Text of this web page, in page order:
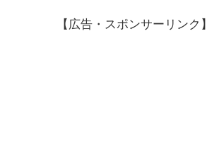
【広告・スポンサーリンク】